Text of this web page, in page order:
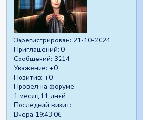
Зарегистрирован: 21-10-2024
Приглашений: 0
Сообщений: 3214
Уважение: +0
Позитив: +0
Провел на форуме:
1 месяц 11 дней
Последний визит:
Вчера 19:43:06